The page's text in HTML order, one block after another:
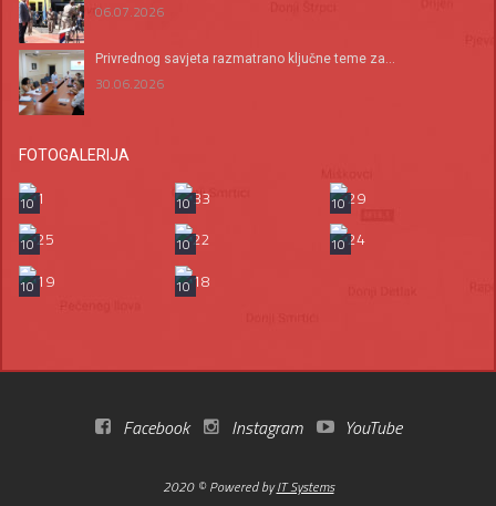
06.07.2026
Privrednog savjeta razmatrano ključne teme za...
30.06.2026
FOTOGALERIJA
10 10
10
10
10
10
10
10
Facebook Instagram YouTube
2020 © Powered byIT Systems